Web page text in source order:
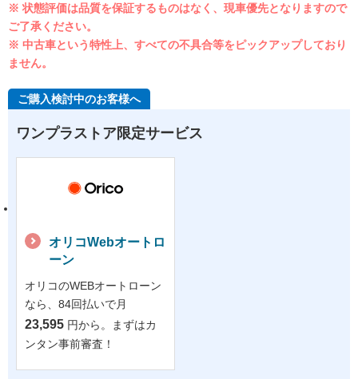
※ 状態評価は品質を保証するものはなく、現車優先となりますので
ご了承ください。
※ 中古車という特性上、すべての不具合等をピックアップしており
ません。
ご購入検討中のお客様へ
ワンプラストア限定サービス
オリコWebオートロ
ーン
オリコのWEBオートローン
なら、84回払いで月
23,595 円から。まずはカ
ンタン事前審査！